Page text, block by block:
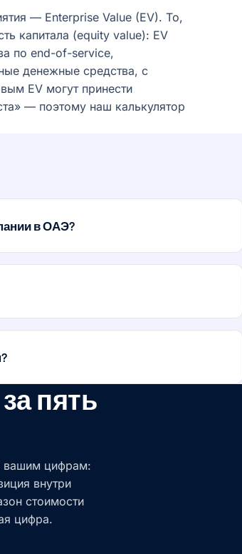
— Enterprise Value (EV). То,
капитала (equity value): EV
по end-of-service,
денежные средства, с
EV могут принести
— поэтому наш калькулятор
в ОАЭ?
пять
вашим цифрам:
внутри
стоимости
цифра.